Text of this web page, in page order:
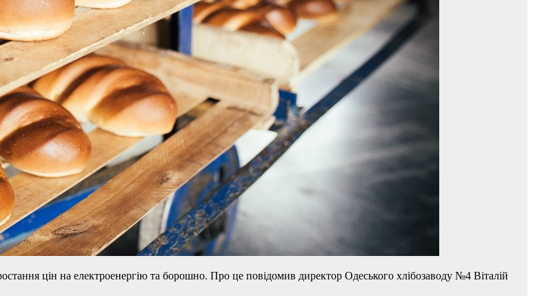
цін на електроенергію та борошно. Про це повідомив директор Одеського хлібозаводу №4 Віталій